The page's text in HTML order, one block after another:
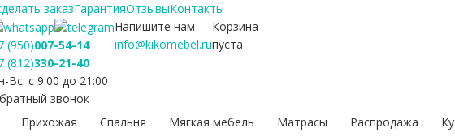
заказГарантияОтзывыКонтакты
(950)007-54-14
(812)330-21-40
Вс: с 9:00 до 21:00
звонок
Напишите нам
info@kikomebel.ru
Корзина
пуста
Прихожая Спальня Мягкая мебель Матрасы Распродажа